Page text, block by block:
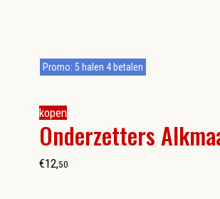
kopen
Onderzetters
Promo: 5 halen 4 betalen
€12,50